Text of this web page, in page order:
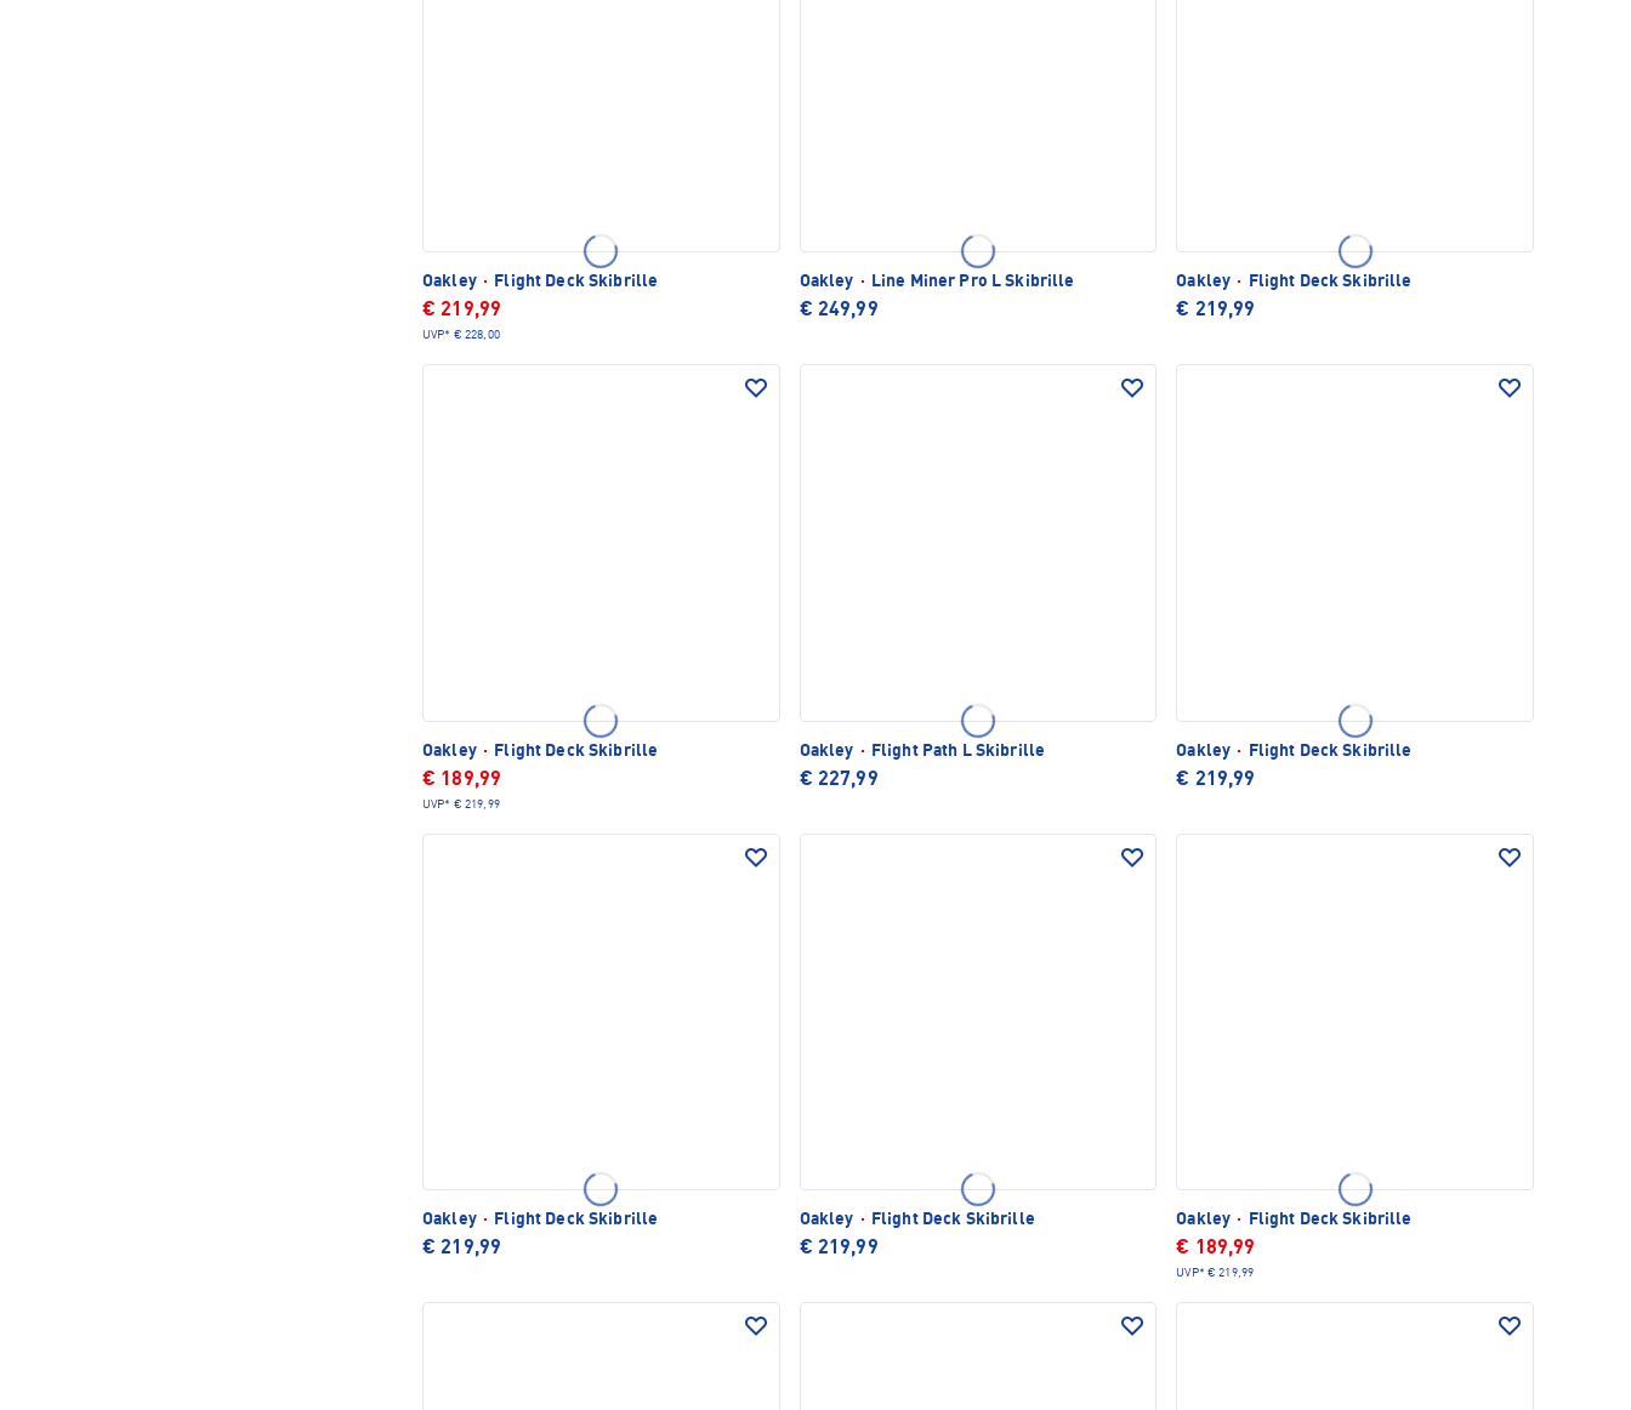
Oakley · Flight Deck Skibrille
€ 219,99
UVP* € 228,00
Oakley · Line Miner Pro L Skibrille
€ 249,99
Oakley · Flight Deck Skibrille
€ 219,99
Oakley · Flight Deck Skibrille
€ 189,99
UVP* € 219,99
Oakley · Flight Path L Skibrille
€ 227,99
Oakley · Flight Deck Skibrille
€ 219,99
Oakley · Flight Deck Skibrille
€ 219,99
Oakley · Flight Deck Skibrille
€ 219,99
Oakley · Flight Deck Skibrille
€ 189,99
UVP* € 219,99